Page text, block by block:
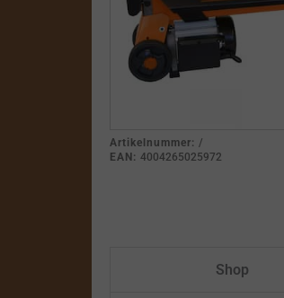
Artikelnummer: /
EAN: 4004265025972
Shop